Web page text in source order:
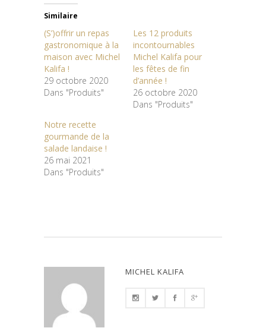
Similaire
(S’)offrir un repas
gastronomique à la
maison avec Michel
Kalifa !
29 octobre 2020
Dans "Produits"
Les 12 produits
incontournables
Michel Kalifa pour
les fêtes de fin
d’année !
26 octobre 2020
Dans "Produits"
Notre recette
gourmande de la
salade landaise !
26 mai 2021
Dans "Produits"
MICHEL KALIFA